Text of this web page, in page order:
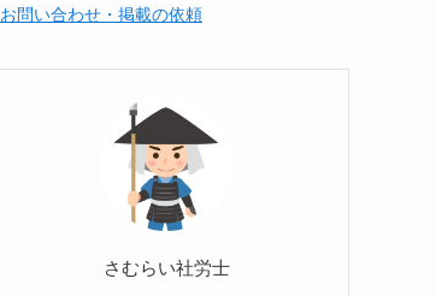
お問い合わせ・掲載の依頼
さむらい社労士